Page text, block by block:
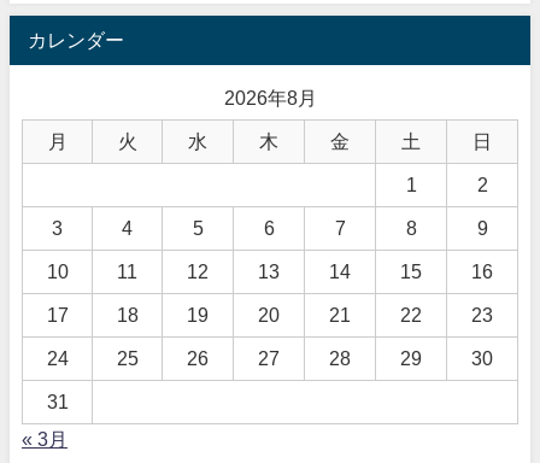
カレンダー
2026年8月
月 火 水 木 金 土 日
1 2
3 4 5 6 7 8 9
10 11 12 13 14 15 16
17 18 19 20 21 22 23
24 25 26 27 28 29 30
31
« 3月